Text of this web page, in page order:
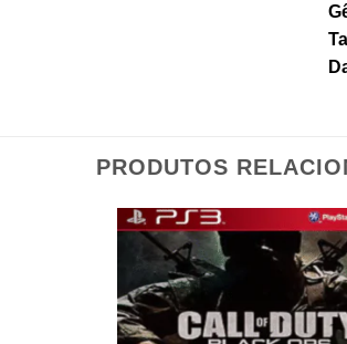
PRODUTOS